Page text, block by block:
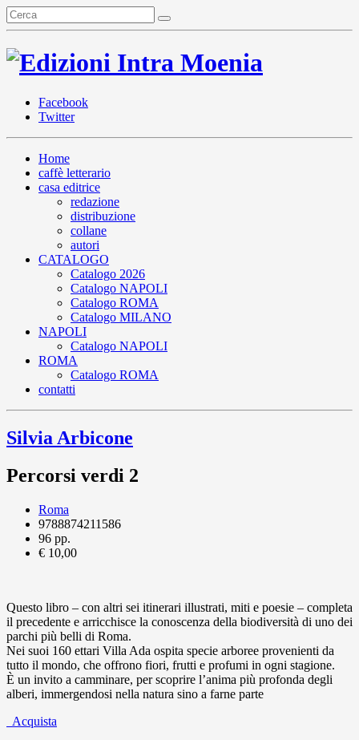
Facebook
Twitter
Home
caffè letterario
casa editrice
redazione
distribuzione
collane
autori
CATALOGO
Catalogo 2026
Catalogo NAPOLI
Catalogo ROMA
Catalogo MILANO
NAPOLI
Catalogo NAPOLI
ROMA
Catalogo ROMA
contatti
Silvia Arbicone
Percorsi verdi 2
Roma
9788874211586
96 pp.
€ 10,00
Questo libro – con altri sei itinerari illustrati, miti e poesie – completa
il precedente e arricchisce la conoscenza della biodiversità di uno dei
parchi più belli di Roma.
Nei suoi 160 ettari Villa Ada ospita specie arboree provenienti da
tutto il mondo, che offrono fiori, frutti e profumi in ogni stagione.
È un invito a camminare, per scoprire l’anima più profonda degli
alberi, immergendosi nella natura sino a farne parte
Acquista